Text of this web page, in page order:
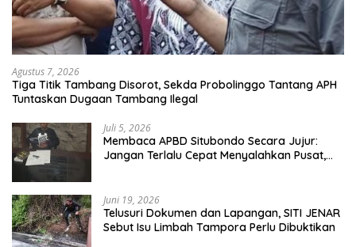
Agustus 7, 2026
Tiga Titik Tambang Disorot, Sekda Probolinggo Tantang APH
Tuntaskan Dugaan Tambang Ilegal
Juli 5, 2026
Membaca APBD Situbondo Secara Jujur:
Jangan Terlalu Cepat Menyalahkan Pusat,
Juni 19, 2026
Telusuri Dokumen dan Lapangan, SITI JENAR
Sebut Isu Limbah Tampora Perlu Dibuktikan